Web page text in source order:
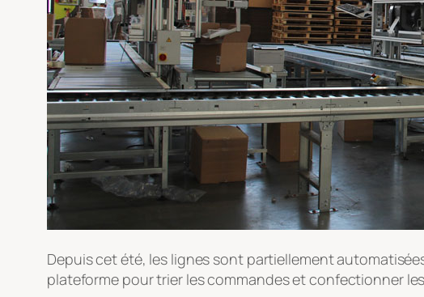
Depuis cet été, les lignes sont partiellement
plateforme pour trier les commandes et confectionner